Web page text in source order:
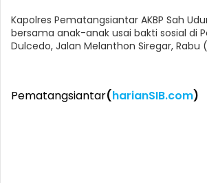
Kapolres Pematangsiantar AKBP Sah
bersama anak-anak usai bakti sosial di
Dulcedo, Jalan Melanthon Siregar,
Pematangsiantar(harianSIB.com)